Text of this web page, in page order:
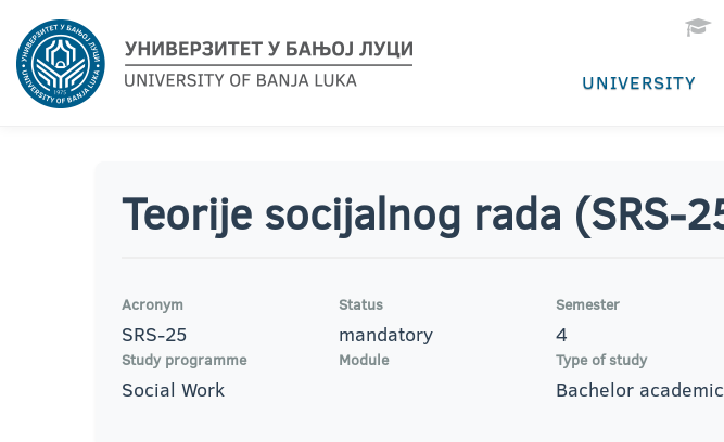
UNIVERSITY
Teorije socijalnog rada (SRS-
Acronym
SRS-25
Status
mandatory
Semester
4
Study programme
Social Work
Module Type of study
Bachelor